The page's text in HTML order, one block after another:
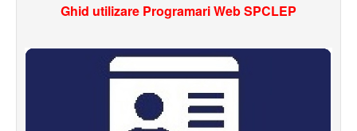
Ghid utilizare Programari Web SPCLEP